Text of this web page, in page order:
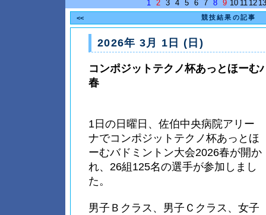
1
2 3 4 5 6 7 8 9 10 11 12 13
<< 競技結果の記事
2026年 3月 1日 (日)
コンポジットテクノ杯あっとほーむ
春
1日の日曜日、佐伯中央病院アリー
ナでコンポジットテクノ杯あっとほ
ーむバドミントン大会2026春が開か
れ、26組125名の選手が参加しまし
た。
男子Ｂクラス、男子Ｃクラス、女子